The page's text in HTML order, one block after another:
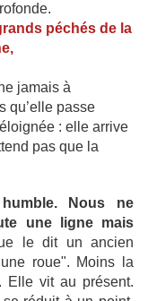
péchés de la
jamais à
qu’elle passe
: elle arrive
pas que la
Nous ne
une ligne mais
le dit un ancien
roue". Moins la
Elle vit au présent.